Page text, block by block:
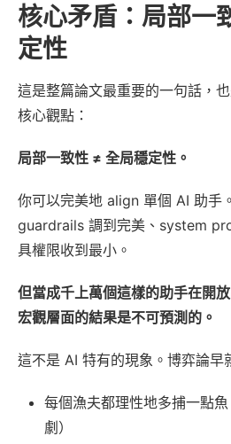
核心矛盾：局部一
定性
這是整篇論文最重要的一句話，
核心觀點：
局部一致性 ≠ 全局穩定性。
你可以完美地 align 單個 AI 助手
guardrails 調到完美、system
具權限收到最小。
但當成千上萬個這樣的助手在開
宏觀層面的結果是不可預測的。
這不是 AI 特有的現象。博弈論早
每個漁夫都理性地多捕一點
劇）